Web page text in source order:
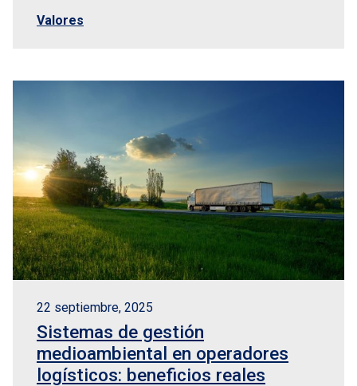
Valores
22 septiembre, 2025
Sistemas de gestión
medioambiental en operadores
logísticos: beneficios reales